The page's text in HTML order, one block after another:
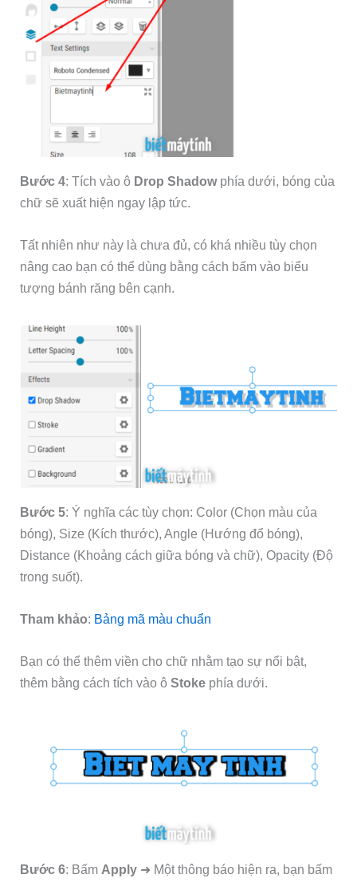
Bước 4: Tích vào ô Drop Shadowphía dưới, bóng của
chữ sẽ xuất hiện ngay lập tức.
Tất nhiên như này là chưa đủ, có khá nhiều tùy chọn
nâng cao bạn có thể dùng bằng cách bấm vào biểu
tượng bánh răng bên cạnh.
Bước 5: Ý nghĩa các tùy chọn: Color (Chọn màu của
bóng), Size (Kích thước), Angle (Hướng đổ bóng),
Distance (Khoảng cách giữa bóng và chữ), Opacity (Độ
trong suốt).
Tham khảo: Bảng mã màu chuẩn
Bạn có thể thêm viền cho chữ nhằm tạo sự nổi bật,
thêm bằng cách tích vào ôStoke phía dưới.
Bước 6: Bấm Apply ➜ Một thông báo hiện ra, bạn bấm